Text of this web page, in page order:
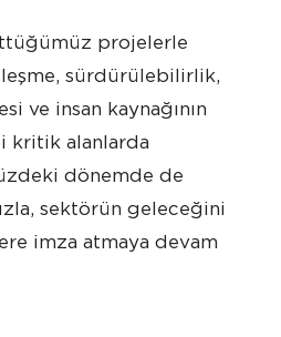
projelerle
sürdürülebilirlik,
ve insan kaynağının
kritik alanlarda
dönemde de
sektörün geleceğini
imza atmaya devam